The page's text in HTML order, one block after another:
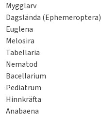
Mygglarv
Dagslända (Ephemeroptera)
Euglena
Melosira
Tabellaria
Nematod
Bacellarium
Pediatrum
Hinnkräfta
Anabaena